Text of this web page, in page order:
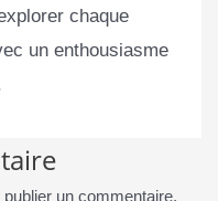
chaque
un enthousiasme
un commentaire.